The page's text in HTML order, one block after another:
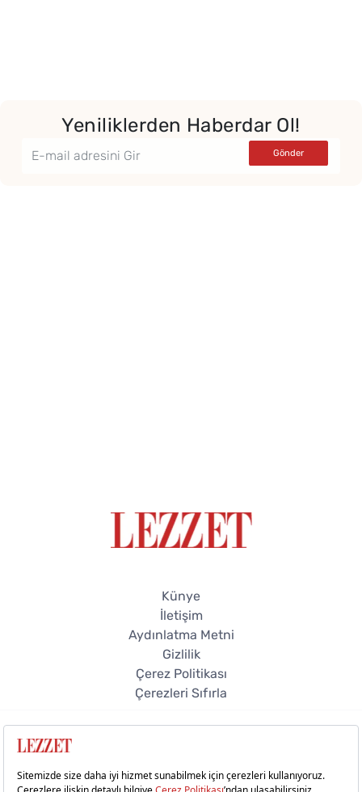
Yeniliklerden Haberdar Ol!
Künye
İletişim
Aydınlatma Metni
Gizlilik
Çerez Politikası
Çerezleri Sıfırla